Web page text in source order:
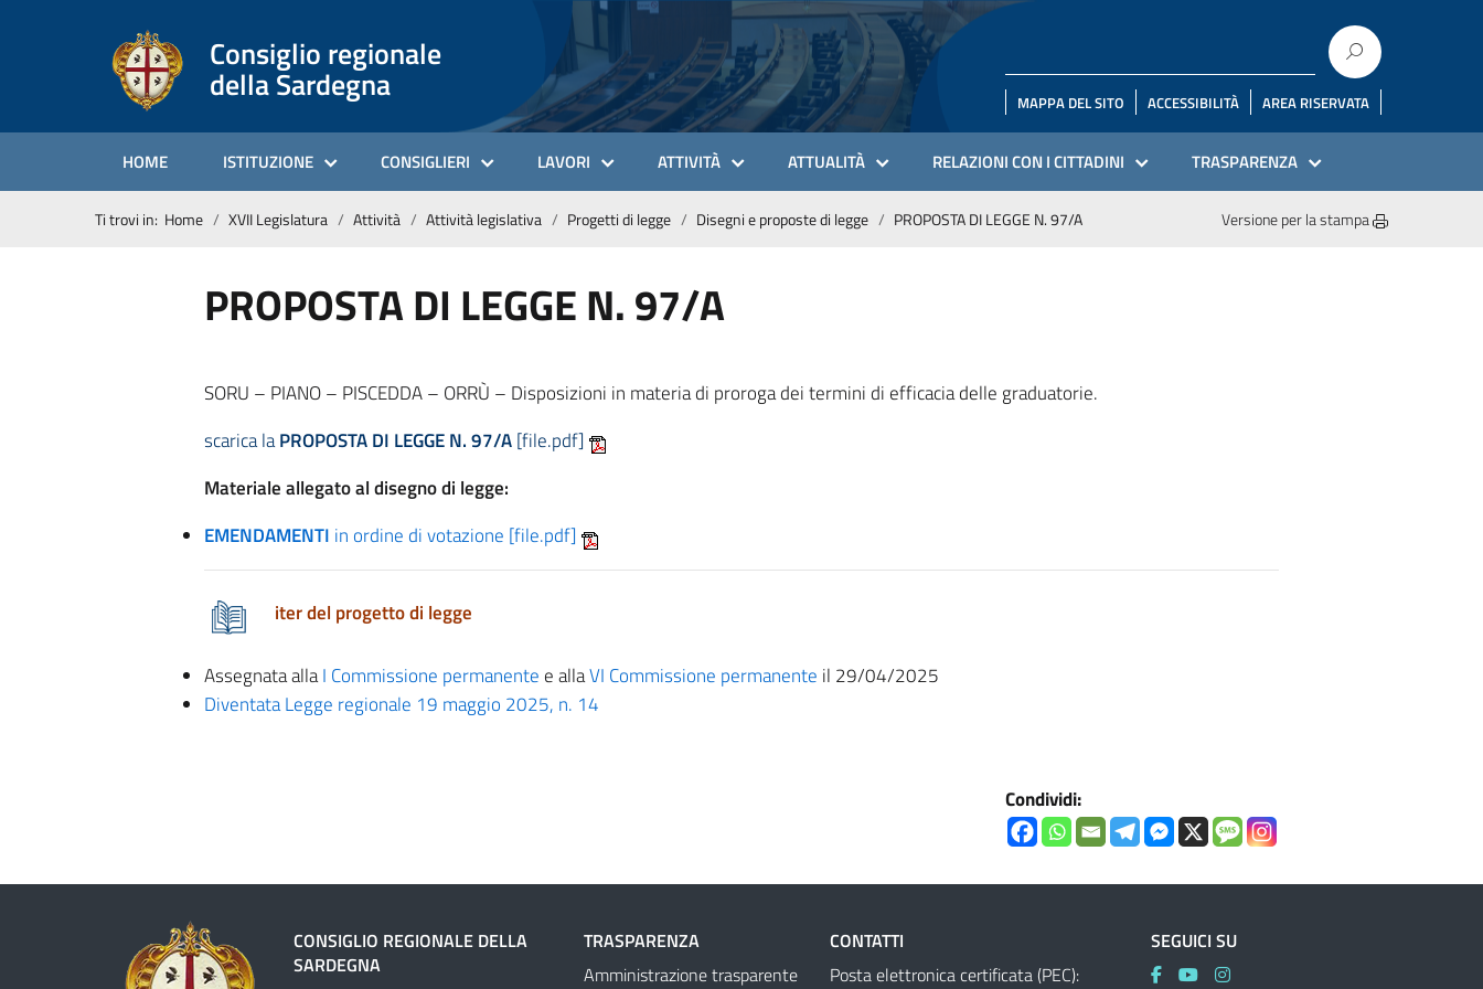
Consiglio regionale
della Sardegna MAPPA DEL SITO ACCESSIBILITÀ AREA RISERVATA
HOME ISTITUZIONE CONSIGLIERI LAVORI ATTIVITÀ ATTUALITÀ RELAZIONI CON I CITTADINI TRASPARENZA
Ti trovi in: Home XVII Legislatura Attività Attività legislativa Progetti di legge Disegni e proposte di legge PROPOSTA DI LEGGE N. 97/A Versione per la stampa
PROPOSTA DI LEGGE N. 97/A
SORU – PIANO – PISCEDDA – ORRÙ – Disposizioni in materia di proroga dei termini di efficacia delle graduatorie.
scarica laPROPOSTA DI LEGGE N. 97/A[file.pdf]
Materiale allegato al disegno di legge:
EMENDAMENTI in ordine di votazione [file.pdf]
iter del progetto di legge
Assegnata allaI Commissione permanente e allaVI Commissione permanente il 29/04/2025
Diventata Legge regionale 19 maggio 2025, n. 14
Condividi:
CONSIGLIO REGIONALE DELLA
SARDEGNA
TRASPARENZA
Amministrazione trasparente
CONTATTI
Posta elettronica certificata (PEC):
SEGUICI SU